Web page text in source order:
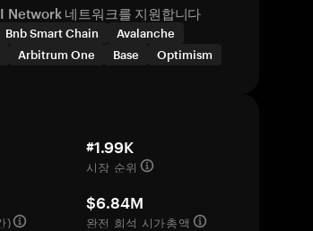
Network 네트워크를 지원합니다
Bnb Smart Chain
Avalanche
Arbitrum One Base Optimism
#1.99K
시장 순위
)
$6.84M
완전 희석 시가총액